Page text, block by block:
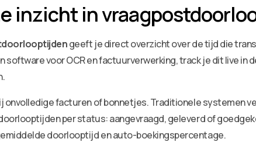
inzicht in
geeft je direct overzicht over de tijd die
software voor OCR en factuurverwerking, track je dit live in
onvolledige facturen of bonnetjes. Traditionele systemen
per status: aangevraagd, geleverd of
doorlooptijd en auto-boekingspercentage.